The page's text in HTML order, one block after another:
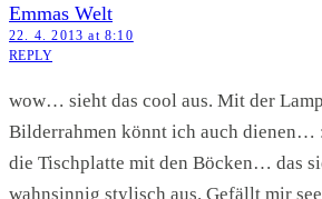
Emmas Welt
22. 4. 2013 at 8:10
REPLY
wow… sieht das cool aus. Mit der
Bilderrahmen könnt ich auch dienen…
die Tischplatte mit den Böcken… das
wahnsinnig stylisch aus. Gefällt mir